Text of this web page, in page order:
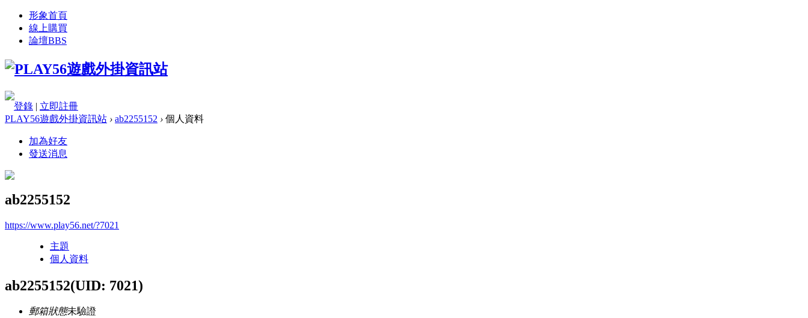
形象首頁
線上購買
論壇BBS
登錄 | 立即註冊
PLAY56遊戲外掛資訊站 › ab2255152 › 個人資料
加為好友
發送消息
ab2255152
https://www.play56.net/?7021
主題
個人資料
ab2255152(UID: 7021)
郵箱狀態未驗證